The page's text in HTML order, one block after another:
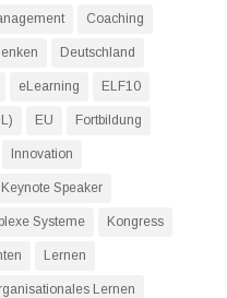
Coaching
Deutschland
eLearning ELF10
EU Fortbildung
Innovation
Keynote Speaker
Systeme Kongress
Lernen
Lernen